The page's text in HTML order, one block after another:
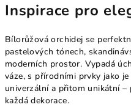
Inspirace pro
Bílorůžová orchidej se
pastelových tónech,
moderních prostor. Vypadá
váze, s přírodními prvky jako
univerzální a přitom unikátní –
každá dekorace.